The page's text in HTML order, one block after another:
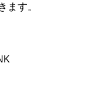
ます。